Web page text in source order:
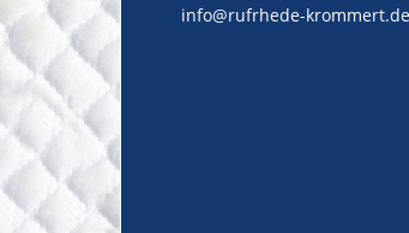
info@rufrhede-krommert.de